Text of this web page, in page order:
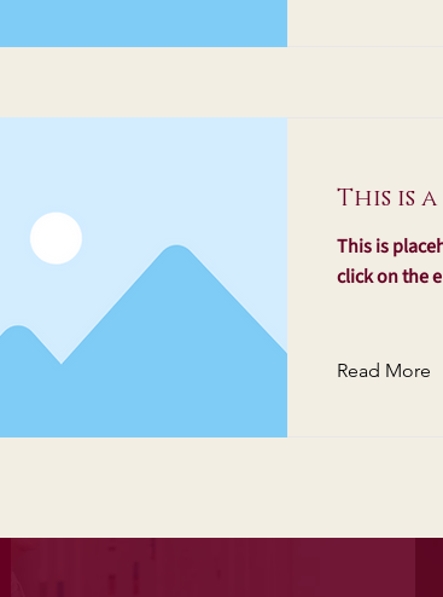
This is
This is
click on the
Read More